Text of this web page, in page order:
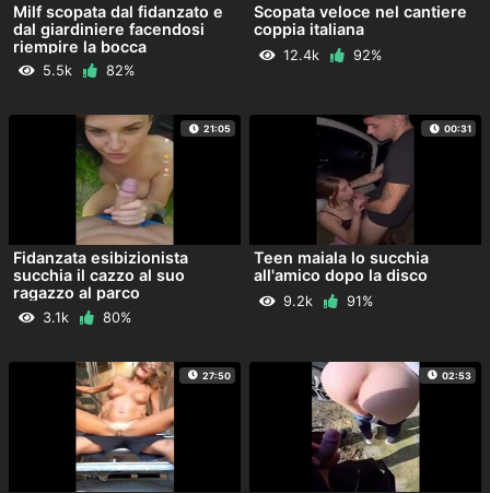
Milf scopata dal fidanzato e
dal giardiniere facendosi
riempire la bocca
5.5k 82%
Scopata veloce nel cantiere
coppia italiana
12.4k 92%
21:05
Fidanzata esibizionista
succhia il cazzo al suo
ragazzo al parco
3.1k 80%
00:31
Teen maiala lo succhia
all'amico dopo la disco
9.2k 91%
27:50 02:53